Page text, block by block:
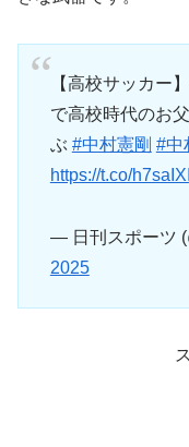
【高校サッカー
で高校時代のお
ぶ #中村憲剛 #中
https://t.co/
— 日刊スポーツ
2025